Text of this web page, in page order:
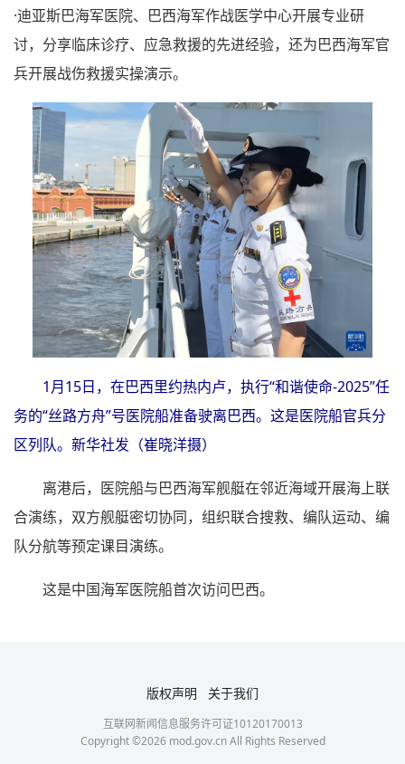
·迪亚斯巴海军医院、巴西海军作战医学中心开展专业研
讨，分享临床诊疗、应急救援的先进经验，还为巴西海军官
兵开展战伤救援实操演示。
1月15日，在巴西里约热内卢，执行“和谐使命-2025”任
务的“丝路方舟”号医院船准备驶离巴西。这是医院船官兵分
区列队。新华社发（崔晓洋摄）
离港后，医院船与巴西海军舰艇在邻近海域开展海上联
合演练，双方舰艇密切协同，组织联合搜救、编队运动、编
队分航等预定课目演练。
这是中国海军医院船首次访问巴西。
版权声明 关于我们
互联网新闻信息服务许可证10120170013
Copyright ©2026mod.gov.cn All Rights Reserved